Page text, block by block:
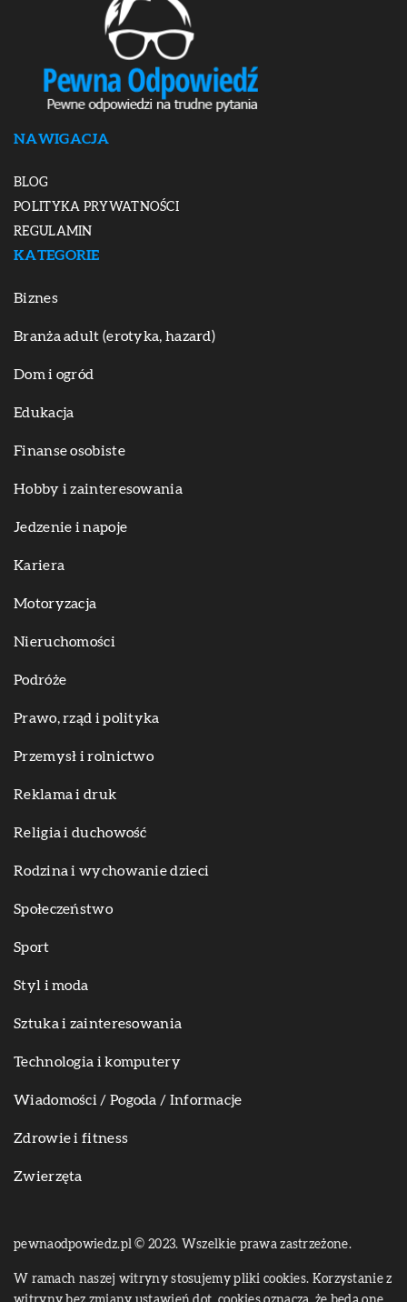
NAWIGACJA
BLOG
POLITYKA PRYWATNOŚCI
REGULAMIN
KATEGORIE
Biznes
Branża adult (erotyka, hazard)
Dom i ogród
Edukacja
Finanse osobiste
Hobby i zainteresowania
Jedzenie i napoje
Kariera
Motoryzacja
Nieruchomości
Podróże
Prawo, rząd i polityka
Przemysł i rolnictwo
Reklama i druk
Religia i duchowość
Rodzina i wychowanie dzieci
Społeczeństwo
Sport
Styl i moda
Sztuka i zainteresowania
Technologia i komputery
Wiadomości / Pogoda / Informacje
Zdrowie i fitness
Zwierzęta
pewnaodpowiedz.pl © 2023. Wszelkie prawa zastrzeżone.
W ramach naszej witryny stosujemy pliki cookies. Korzystanie z